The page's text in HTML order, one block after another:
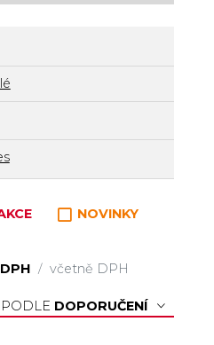
NOVINKY
/ včetně DPH
DOPORUČENÍ